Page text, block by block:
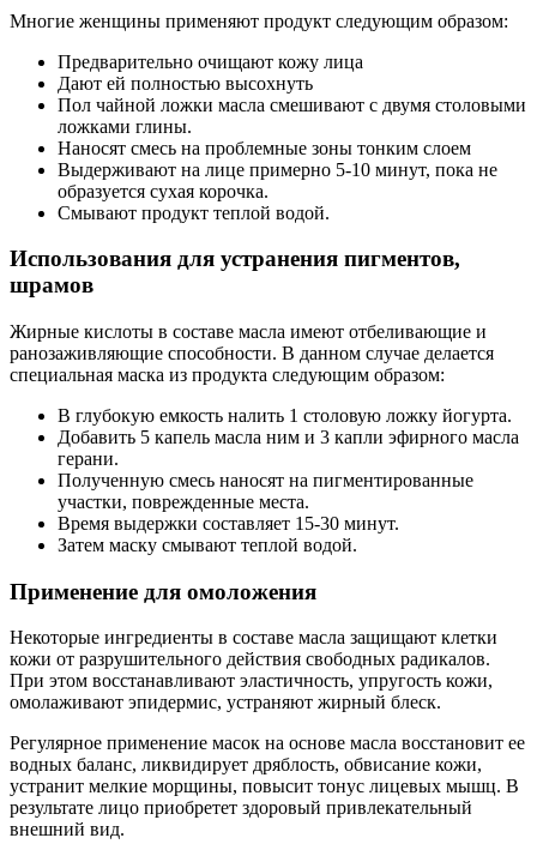
Многие женщины применяют продукт следующим образом:
Предварительно очищают кожу лица
Дают ей полностью высохнуть
Пол чайной ложки масла смешивают с двумя столовыми
ложками глины.
Наносят смесь на проблемные зоны тонким слоем
Выдерживают на лице примерно 5-10 минут, пока не
образуется сухая корочка.
Смывают продукт теплой водой.
Использования для устранения пигментов,
шрамов
Жирные кислоты в составе масла имеют отбеливающие и
ранозаживляющие способности. В данном случае делается
специальная маска из продукта следующим образом:
В глубокую емкость налить 1 столовую ложку йогурта.
Добавить 5 капель масла ним и 3 капли эфирного масла
герани.
Полученную смесь наносят на пигментированные
участки, поврежденные места.
Время выдержки составляет 15-30 минут.
Затем маску смывают теплой водой.
Применение для омоложения
Некоторые ингредиенты в составе масла защищают клетки
кожи от разрушительного действия свободных радикалов.
При этом восстанавливают эластичность, упругость кожи,
омолаживают эпидермис, устраняют жирный блеск.
Регулярное применение масок на основе масла восстановит ее
водных баланс, ликвидирует дряблость, обвисание кожи,
устранит мелкие морщины, повысит тонус лицевых мышц. В
результате лицо приобретет здоровый привлекательный
внешний вид.